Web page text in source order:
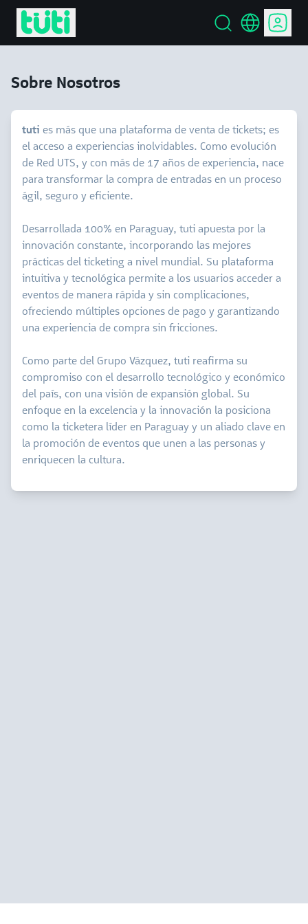
Sobre Nosotros
tuti es más que una plataforma de venta de tickets; es
el acceso a experiencias inolvidables. Como evolución
de Red UTS, y con más de 17 años de experiencia, nace
para transformar la compra de entradas en un proceso
ágil, seguro y eficiente.
Desarrollada 100% en Paraguay, tuti apuesta por la
innovación constante, incorporando las mejores
prácticas del ticketing a nivel mundial. Su plataforma
intuitiva y tecnológica permite a los usuarios acceder a
eventos de manera rápida y sin complicaciones,
ofreciendo múltiples opciones de pago y garantizando
una experiencia de compra sin fricciones.
Como parte del Grupo Vázquez, tuti reafirma su
compromiso con el desarrollo tecnológico y económico
del país, con una visión de expansión global. Su
enfoque en la excelencia y la innovación la posiciona
como la ticketera líder en Paraguay y un aliado clave en
la promoción de eventos que unen a las personas y
enriquecen la cultura.